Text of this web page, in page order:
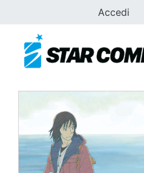
Accedi